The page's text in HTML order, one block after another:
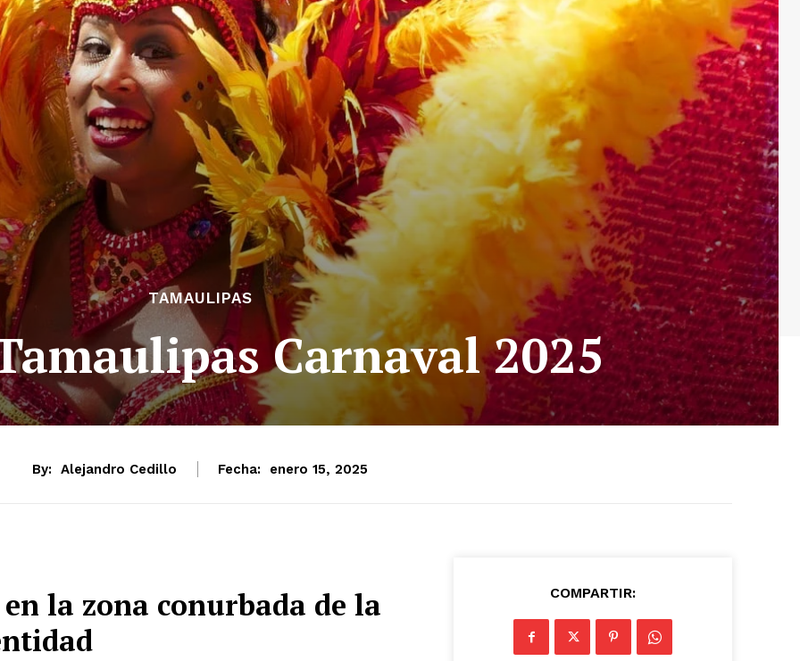
TAMAULIPAS
Carnaval 2025
By: Alejandro Cedillo Fecha: enero 15, 2025
la zona conurbada de la
COMPARTIR: